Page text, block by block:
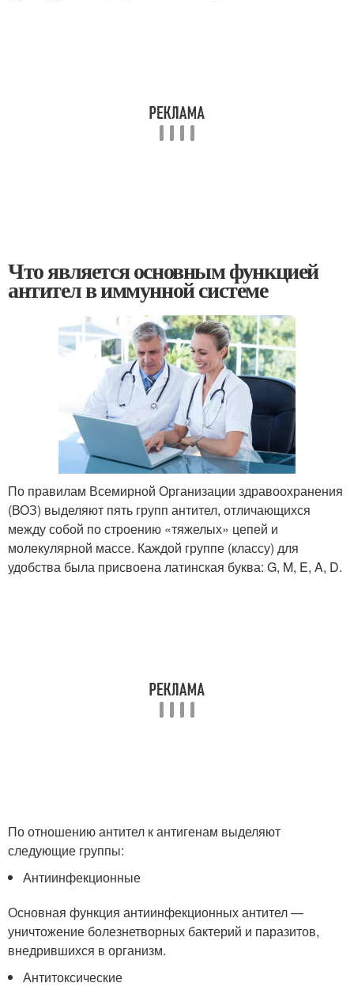
Что является основным функцией
антител в иммунной системе
По правилам Всемирной Организации здравоохранения
(ВОЗ) выделяют пять групп антител, отличающихся
между собой по строению «тяжелых» цепей и
молекулярной массе. Каждой группе (классу) для
удобства была присвоена латинская буква: G, M, E, A, D.
По отношению антител к антигенам выделяют
следующие группы:
Антиинфекционные
Основная функция антиинфекционных антител —
уничтожение болезнетворных бактерий и паразитов,
внедрившихся в организм.
Антитоксические